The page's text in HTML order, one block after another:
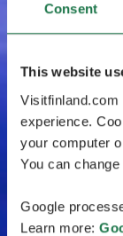
Consent
This website
experience.
your computer
You can
Google
Learn more: